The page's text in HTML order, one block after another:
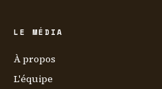
LE MÉDIA
À propos
L'équipe